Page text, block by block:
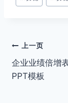
文
章
上一页
企业业绩倍增
PPT模板